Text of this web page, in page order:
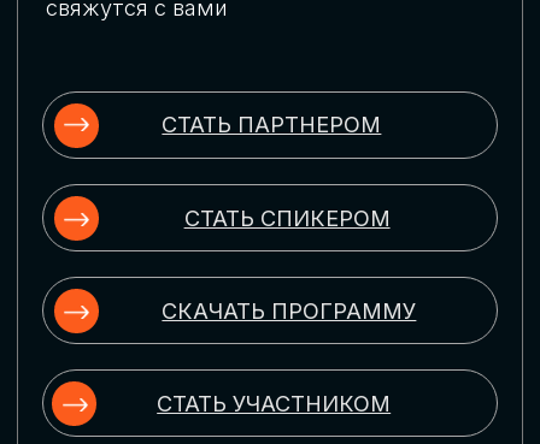
ИСКУССТВЕННЫЙ
Узнаем как компании адаптируются к
новой ИИ-реальности. Как ИИ-
сотрудники становятся
«полноправными» членами команды, как
ИИ-помощники забирают на себя рутину
и как можно значительно увеличить
производительность без огромных
затрат на нейросети
ЦИФРОВИЗАЦИЯ
УПРАВЛЕНИЯ ПЕРСОНАЛОМ
Рассмотрим управление человеческим
комплексные решения для роста
производительности и кейсы
оптимизации процессов найма,
развития, оценки и удержания